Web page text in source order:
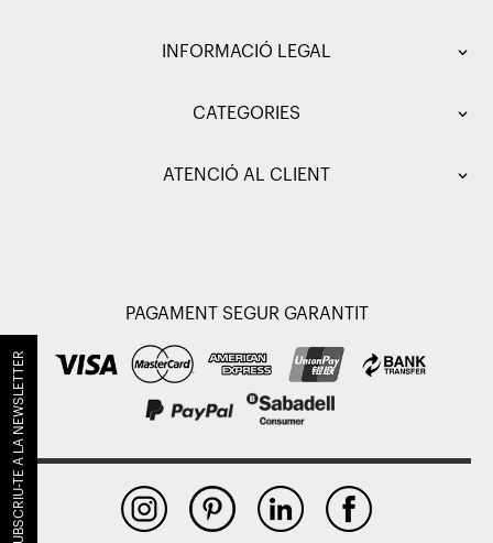
INFORMACIÓ LEGAL
CATEGORIES
ATENCIÓ AL CLIENT
PAGAMENT SEGUR GARANTIT
SUBSCRIU-TE A LA NEWSLETTER